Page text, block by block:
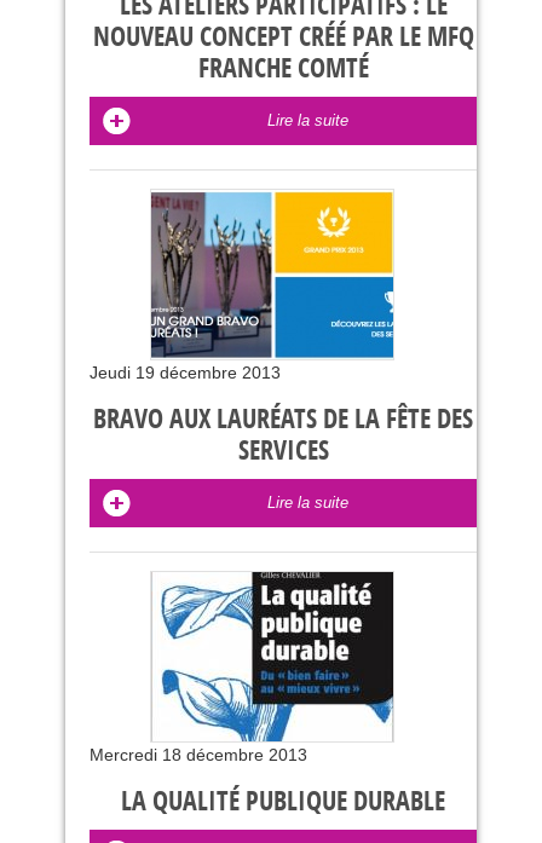
NOUVEAU CONCEPT CRÉÉ PAR LE MFQ
FRANCHE COMTÉ
Lire la suite
Jeudi 19 décembre 2013
BRAVO AUX LAURÉATS DE LA FÊTE DES
SERVICES
Lire la suite
Mercredi 18 décembre 2013
LA QUALITÉ PUBLIQUE DURABLE